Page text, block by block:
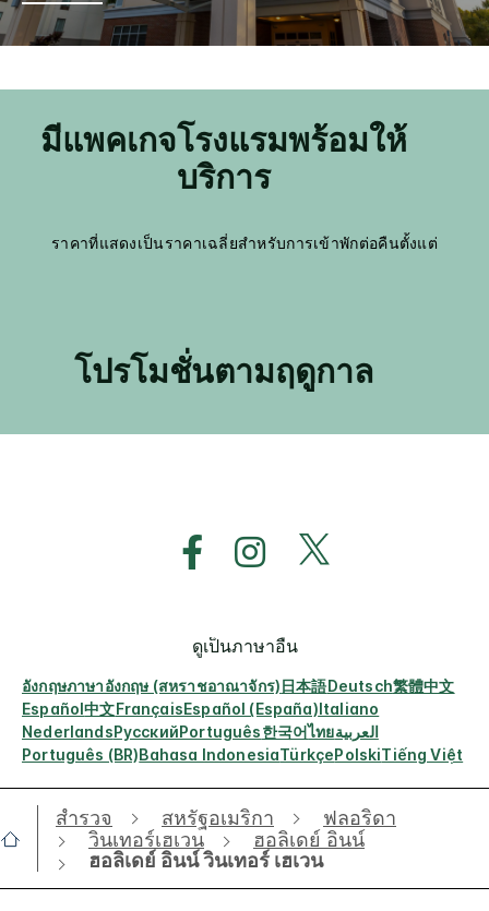
มีแพคเกจโรงแรมพร้อมให้
บริการ
ราคาที่แสดงเป็นราคาเฉลี่ยสำหรับการเข้าพักต่อคืนตั้งแต่
โปรโมชั่นตามฤดูกาล
ดูเป็นภาษาอื่น
อังกฤษภาษาอังกฤษ (สหราชอาณาจักร)日本語Deutsch繁體中文
Español中文FrançaisEspañol (España)Italiano
NederlandsРусскийPortuguês한국어ไทยالعربية
Português (BR)Bahasa IndonesiaTürkçePolskiTiếng Việt
สำรวจ สหรัฐอเมริกา
ฟลอริดา
วินเทอร์เฮเวน
ฮอลิเดย์ อินน์
ฮอลิเดย์ อินน์ วินเทอร์ เฮเวน